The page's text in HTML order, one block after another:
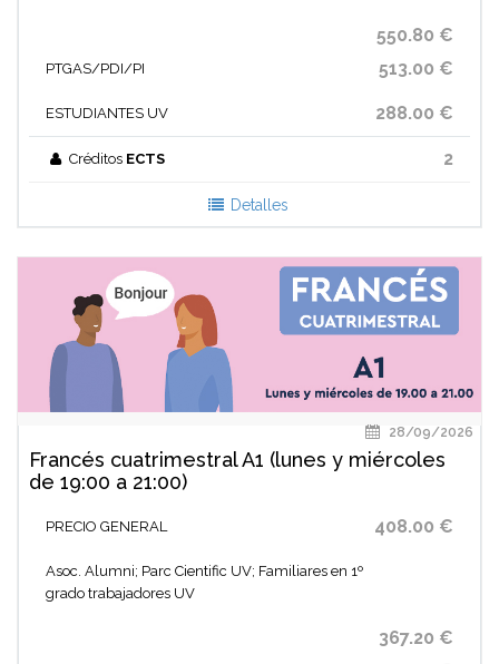
550.80 €
PTGAS/PDI/PI 513.00 €
ESTUDIANTES UV 288.00 €
Créditos ECTS 2
Detalles
28/09/2026
Francés cuatrimestral A1 (lunes y miércoles
de 19:00 a 21:00)
PRECIO GENERAL 408.00 €
Asoc. Alumni; Parc Cientific UV; Familiares en 1º
grado trabajadores UV
367.20 €